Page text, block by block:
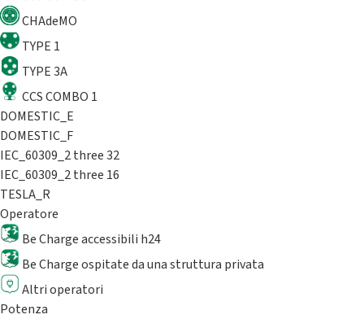
CHAdeMO
TYPE 1
TYPE 3A
CCS COMBO 1
DOMESTIC_E
DOMESTIC_F
IEC_60309_2 three 32
IEC_60309_2 three 16
TESLA_R
Operatore
Be Charge accessibili h24
Be Charge ospitate da una struttura privata
Altri operatori
Potenza